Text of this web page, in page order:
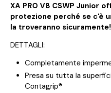
XA PRO V8 CSWP Junior
protezione perché se c'è
la troveranno sicuramente!
DETTAGLI:
Completamente
Presa su tutta la
Contagrip®